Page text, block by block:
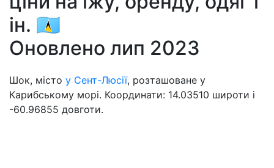
ін. 🇱🇨
Оновлено лип 2023
Шок, місто у Сент-Люсії, розташоване у
Карибському морі. Координати: 14.03510 широти і
-60.96855 довготи.